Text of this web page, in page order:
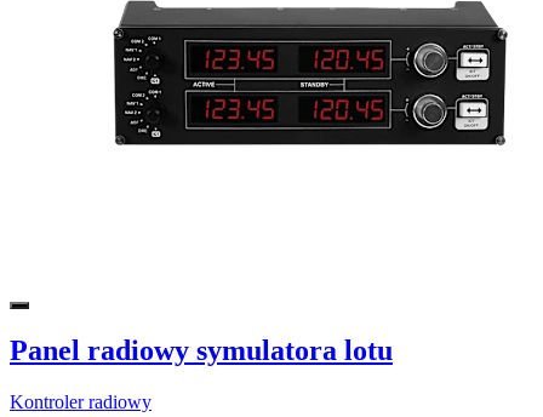
Panel radiowy symulatora lotu
Kontroler radiowy